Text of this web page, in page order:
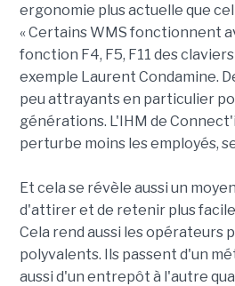
ergonomie plus actuelle que
« Certains WMS fonctionnent
fonction F4, F5, F11 des
exemple Laurent Condamine.
peu attrayants en particulier
générations. L'IHM de
perturbe moins les employés,
Et cela se révèle aussi un
d'attirer et de retenir plus
Cela rend aussi les opérateurs
polyvalents. Ils passent d'un
aussi d'un entrepôt à l'autre